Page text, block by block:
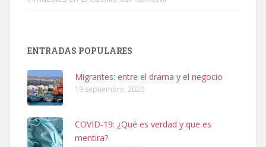
Leales.org » Gran Canaria
ENTRADAS POPULARES
Migrantes: entre el drama y el negocio
19 septiembre, 2020
COVID-19: ¿Qué es verdad y que es
mentira?